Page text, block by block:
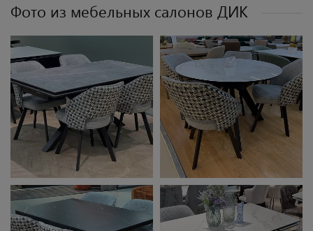
Фото из мебельных салонов ДИК